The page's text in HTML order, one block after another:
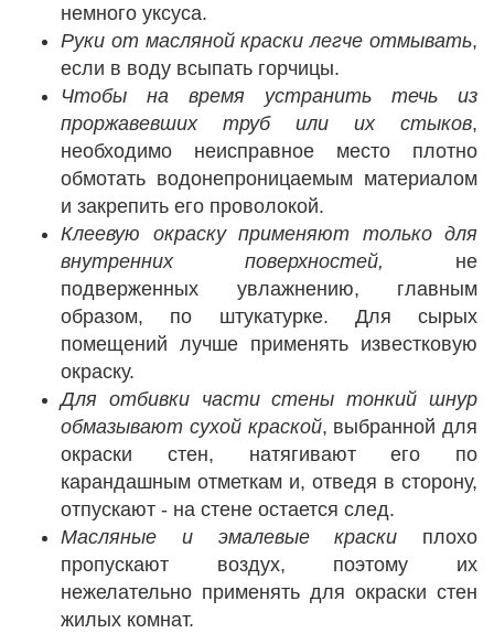
немного уксуса.
Руки от масляной краски легче отмывать,
если в воду всыпать горчицы.
Чтобы на время устранить течь из
проржавевших труб или их стыков,
необходимо неисправное место плотно
обмотать водонепроницаемым материалом
и закрепить его проволокой.
Клеевую окраску применяют только для
внутренних поверхностей, не
подверженных увлажнению, главным
образом, по штукатурке. Для сырых
помещений лучше применять известковую
окраску.
Для отбивки части стены тонкий шнур
обмазывают сухой краской, выбранной для
окраски стен, натягивают его по
карандашным отметкам и, отведя в сторону,
отпускают - на стене остается след.
Масляные и эмалевые краски плохо
пропускают воздух, поэтому их
нежелательно применять для окраски стен
жилых комнат.